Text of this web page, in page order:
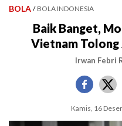
BOLA / BOLA INDONESIA
Baik Banget,
Vietnam Tolong
Irwan Febri
Kamis, 16